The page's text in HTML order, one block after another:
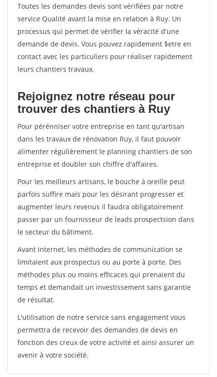
Toutes les demandes devis sont vérifiées par notre
service Qualité avant la mise en relation à Ruy. Un
processus qui permet de vérifier la véracité d'une
demande de devis. Vous pouvez rapidement $etre en
contact avec les particuliers pour réaliser rapidement
leurs chantiers travaux.
Rejoignez notre réseau pour
trouver des chantiers à Ruy
Pour pérénniser votre entreprise en tant qu'artisan
dans les travaux de rénovation Ruy, il faut pouvoir
alimenter régulièrement le planning chantiers de son
entreprise et doubler son chiffre d'affaires.
Pour les meilleurs artisans, le bouche à oreille peut
parfois suffire mais pour les désirant progresser et
augmenter leurs revenus il faudra obligatoirement
passer par un fournisseur de leads prospectsion dans
le secteur du bâtiment.
Avant internet, les méthodes de communication se
limitaient aux prospectus ou au porte à porte. Des
méthodes plus ou moins efficaces qui prenaient du
temps et demandait un investissement sans garantie
de résultat.
L'utilisation de notre service sans engagement vous
permettra de recevoir des demandes de devis en
fonction des creux de votre activité et ainsi assurer un
avenir à votre société.